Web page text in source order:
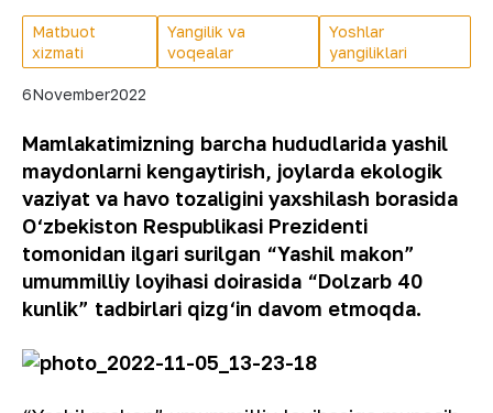
Matbuot
xizmati
Yangilik va
voqealar
Yoshlar
yangiliklari
6November2022
Mamlakatimizning barcha hududlarida yashil
maydonlarni kengaytirish, joylarda ekologik
vaziyat va havo tozaligini yaxshilash borasida
O‘zbekiston Respublikasi Prezidenti
tomonidan ilgari surilgan “Yashil makon”
umummilliy loyihasi doirasida “Dolzarb 40
kunlik” tadbirlari qizg‘in davom etmoqda.